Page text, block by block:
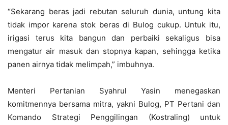
“Sekarang beras jadi rebutan seluruh dunia, untung kita
tidak impor karena stok beras di Bulog cukup. Untuk itu,
irigasi terus kita bangun dan perbaiki sekaligus bisa
mengatur air masuk dan stopnya kapan, sehingga ketika
panen airnya tidak melimpah,” imbuhnya.
Menteri Pertanian Syahrul Yasin menegaskan
komitmennya bersama mitra, yakni Bulog, PT Pertani dan
Komando Strategi Penggilingan (Kostraling) untuk